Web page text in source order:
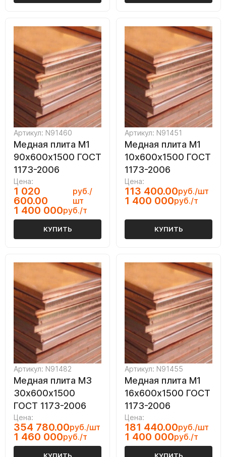
Артикул: N91460
Медная плита M1
90х600х1500 ГОСТ
1173-2006
Цена:
1 020
600.00
руб./
шт
1 400 000руб./т
КУПИТЬ
Артикул: N91451
Медная плита M1
10х600х1500 ГОСТ
1173-2006
Цена:
113 400.00руб./шт
1 400 000руб./т
КУПИТЬ
Артикул: N91482
Медная плита M3
30х600х1500
ГОСТ 1173-2006
Цена:
354 780.00руб./шт
1 460 000руб./т
Артикул: N91455
Медная плита M1
16х600х1500 ГОСТ
1173-2006
Цена:
181 440.00руб./шт
1 400 000руб./т